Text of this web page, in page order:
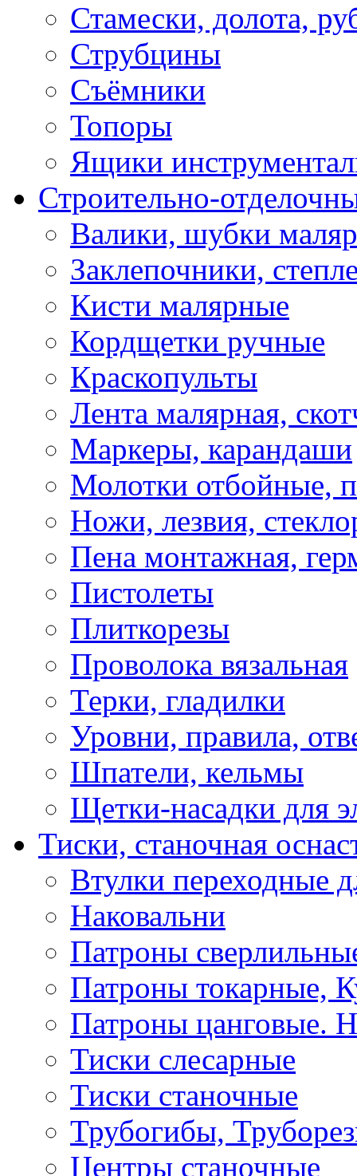
Стамески, долота,
Струбцины
Съёмники
Топоры
Ящики
Строительно-
Валики, шубки
Заклепочники,
Кисти малярные
Кордщетки ручные
Краскопульты
Лента малярная,
Маркеры, карандаши
Молотки отбойные,
Ножи, лезвия,
Пена монтажная,
Пистолеты
Плиткорезы
Проволока вязальная
Терки, гладилки
Уровни, правила,
Шпатели, кельмы
Щетки-насадки для
Тиски, станочная
Втулки переходные
Наковальни
Патроны
Патроны токарные,
Патроны цанговые.
Тиски слесарные
Тиски станочные
Трубогибы,
Центры станочные